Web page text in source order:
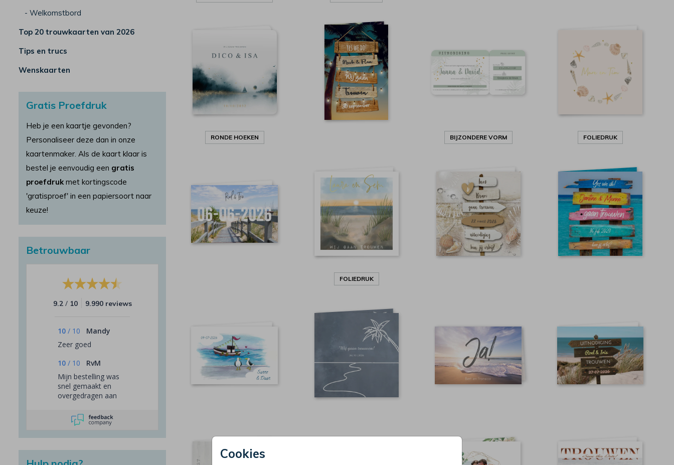
Cookies
- Welkomstbord
Top 20 trouwkaarten van 2026
Tips en trucs
Wenskaarten
Gratis Proefdruk
Heb je een kaartje gevonden?
Personaliseer deze dan in onze
kaartenmaker. Als de kaart klaar is
bestel je eenvoudig een gratis
proefdrukmet kortingscode
'gratisproef' in een papiersoort naar
keuze!
Betrouwbaar
9.2 / 10 9.990 reviews
10 / 10
Mandy
Zeer goed
10 / 10
RvM
Mijn bestelling was
snel gemaakt en
overgedragen aan
ik van PostNL geen
T&T gekregen. De
gereageerd op mijn
vraag waar het
RONDE HOEKEN BIJZONDERE VORM FOLIEDRUK
FOLIEDRUK